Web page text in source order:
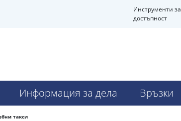
Инструменти за
достъпност
Информация за дела Връзки
такси